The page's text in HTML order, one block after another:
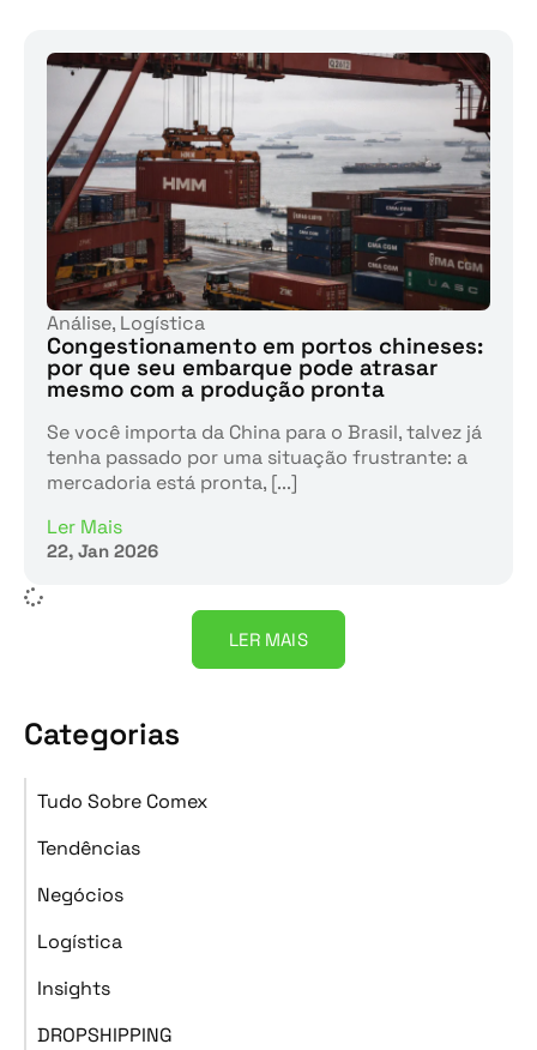
Análise, Logística
Congestionamento em portos chineses:
por que seu embarque pode atrasar
mesmo com a produção pronta
Se você importa da China para o Brasil, talvez já
tenha passado por uma situação frustrante: a
mercadoria está pronta, [...]
Ler Mais
22, Jan 2026
LER MAIS
Categorias
Tudo Sobre Comex
Tendências
Negócios
Logística
Insights
DROPSHIPPING